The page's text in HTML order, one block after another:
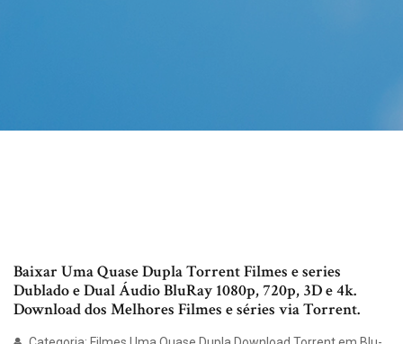
Baixar Uma Quase Dupla Torrent Filmes e series
Dublado e Dual Áudio BluRay 1080p, 720p, 3D e 4k.
Download dos Melhores Filmes e séries via Torrent.